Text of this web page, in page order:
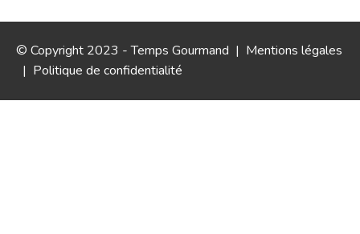
© Copyright 2023 - Temps Gourmand | Mentions légales
| Politique de confidentialité